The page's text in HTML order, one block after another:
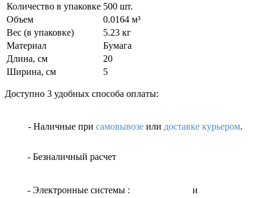
Количество в упаковке 500 шт.
Объем
0.0164 м³
Вес (в упаковке)
5.23 кг
Материал
Бумага
Длина, см
20
Ширина, см
5
Доступно 3 удобных способа оплаты:
- Наличные при самовывозе или доставке курьером.
- Безналичный расчет
- Электронные системы : и